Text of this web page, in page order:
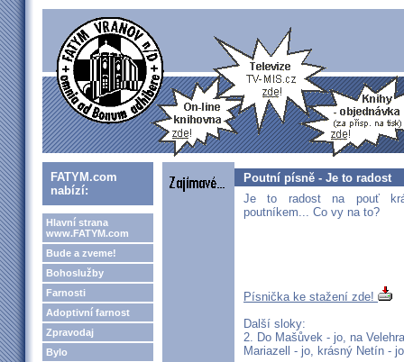
FATYM.com
nabízí:
Hlavní strana
www.FATYM.com
Bude a zveme!
Bohoslužby
Farnosti
Adoptivní farnost
Zpravodaj
Bylo
Poutní písně - Je to radost
Je to radost na pouť
poutníkem... Co vy na to?
Písnička ke stažení zde!
Další sloky:
2. Do Mašůvek - jo, na
Mariazell - jo, krásný Netín -